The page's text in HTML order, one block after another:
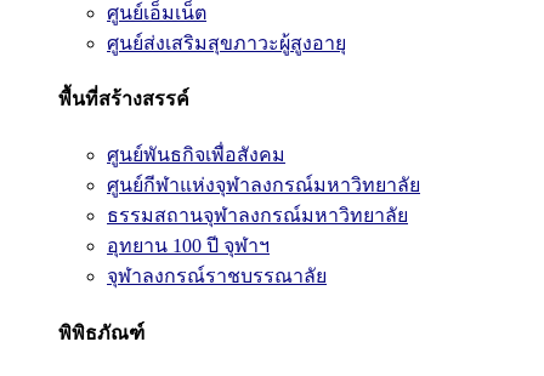
ศูนย์เอ็มเน็ต
ศูนย์ส่งเสริมสุขภาวะผู้สูงอายุ
พื้นที่สร้างสรรค์
ศูนย์พันธกิจเพื่อสังคม
ศูนย์กีฬาแห่งจุฬาลงกรณ์มหาวิทยาลัย
ธรรมสถานจุฬาลงกรณ์มหาวิทยาลัย
อุทยาน 100 ปี จุฬาฯ
จุฬาลงกรณ์ราชบรรณาลัย
พิพิธภัณฑ์